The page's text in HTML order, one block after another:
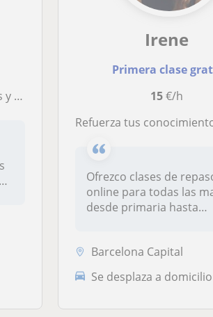
:)
Irene
Primera clase
15€/h
Refuerza tus conocimientos desde casa con apoyo
Ofrezco clases de
online para todas las
desde primaria hasta
Barcelona Capital
Se desplaza a domicilio